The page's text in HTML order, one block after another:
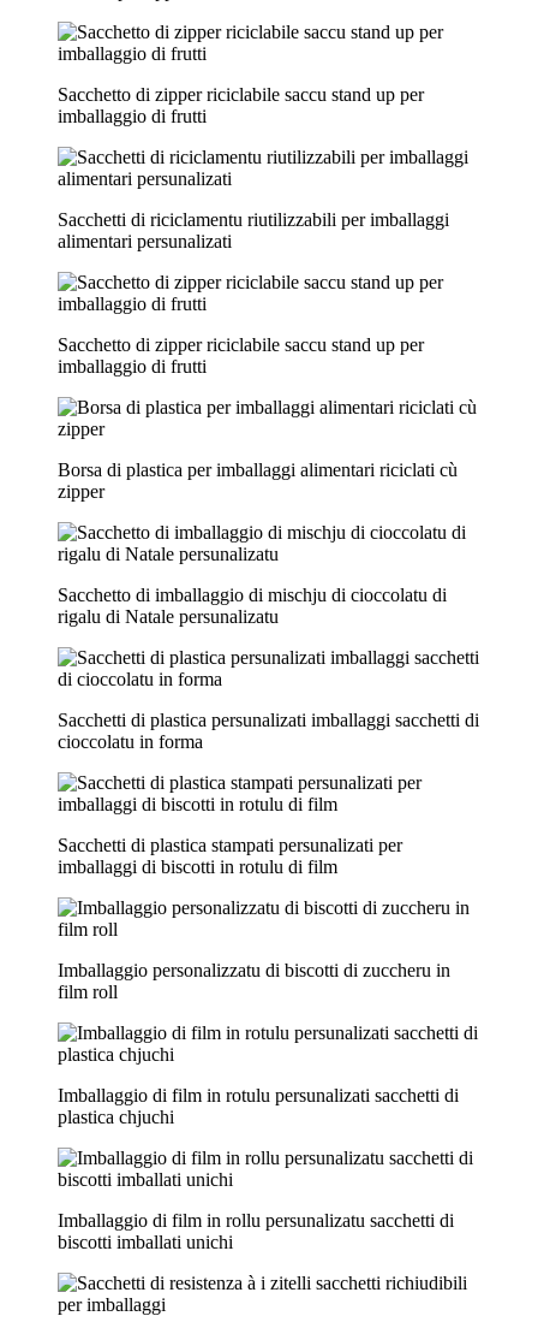
Sacchetto di zipper riciclabile saccu stand up per
imballaggio di frutti
Sacchetti di riciclamentu riutilizzabili per imballaggi
alimentari persunalizati
Sacchetto di zipper riciclabile saccu stand up per
imballaggio di frutti
Borsa di plastica per imballaggi alimentari riciclati cù
zipper
Sacchetto di imballaggio di mischju di cioccolatu di
rigalu di Natale persunalizatu
Sacchetti di plastica persunalizati imballaggi sacchetti di
cioccolatu in forma
Sacchetti di plastica stampati persunalizati per
imballaggi di biscotti in rotulu di film
Imballaggio personalizzatu di biscotti di zuccheru in
film roll
Imballaggio di film in rotulu persunalizati sacchetti di
plastica chjuchi
Imballaggio di film in rollu persunalizatu sacchetti di
biscotti imballati unichi